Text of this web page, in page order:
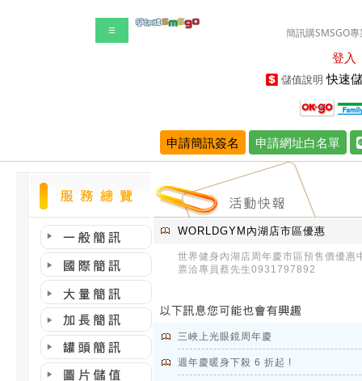
☰ 簡訊購SMSGO
登入
儲值說明 快速
申請簡訊簽名 申請網址白名單
WORLDGYM內湖店市區優惠
世界健身內湖店周年慶市區預售價優惠
票洽專員蔡先生0931797892
三峽上光眼鏡周年慶
週年慶暖身下殺 6 折起 !